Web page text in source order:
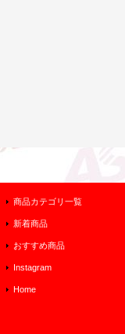
商品カテゴリ一覧
新着商品
おすすめ商品
Instagram
Home